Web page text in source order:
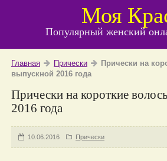
Моя
Популярный женский
Главная Прически
Прически на
выпускной 2016 года
Прически на короткие
2016 года
10.06.2016 Прически